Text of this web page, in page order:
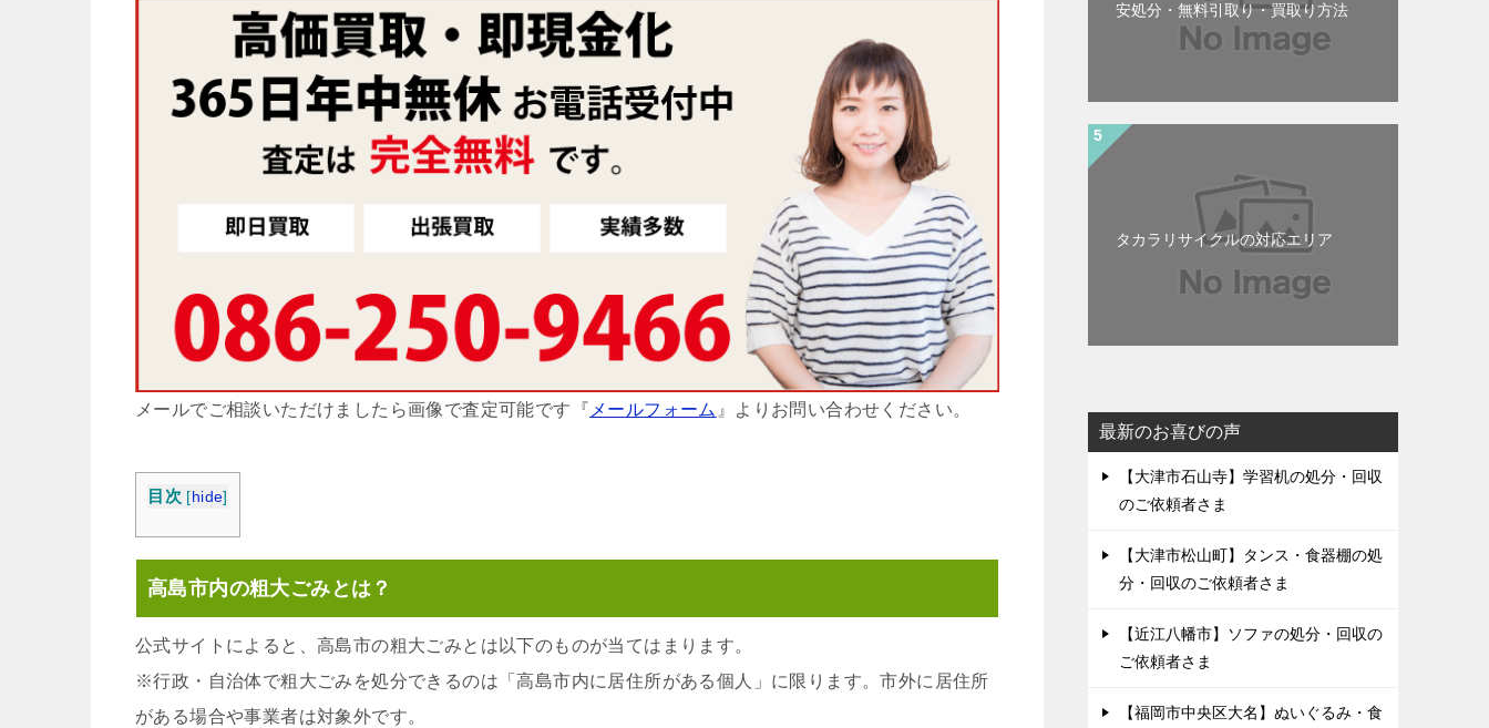
メールでご相談いただけましたら画像で査定可能です『 メールフォーム 』よりお問い合わせください。
目次 [ hide]
高島市内の粗大ごみとは？
公式サイトによると、高島市の粗大ごみとは以下のものが当てはまります。
※行政・自治体で粗大ごみを処分できるのは「高島市内に居住所がある個人」に限ります。市外に居住所
がある場合や事業者は対象外です。
安処分・無料引取り・買取り方法
タカラリサイクルの対応エリア
最新のお喜びの声
【大津市石山寺】学習机の処分・回収
のご依頼者さま
【大津市松山町】タンス・食器棚の処
分・回収のご依頼者さま
【近江八幡市】ソファの処分・回収の
ご依頼者さま
【福岡市中央区大名】ぬいぐるみ・食